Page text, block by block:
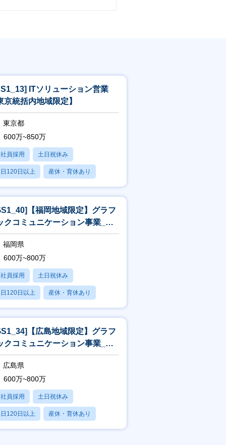
ITソリューション営業
京統括内地域限定】
東京都
600万~850万
員採用 土日祝休み
120日以上 産休・育休あり
業20時間以内
【福岡地域限定】グラフ
クコミュニケーション事業_営
面接可]
福岡県
600万~800万
員採用 土日祝休み
120日以上 産休・育休あり
業20時間以内
【広島地域限定】グラフ
クコミュニケーション事業_営
面接可]
広島県
600万~800万
員採用 土日祝休み
120日以上 産休・育休あり
業20時間以内